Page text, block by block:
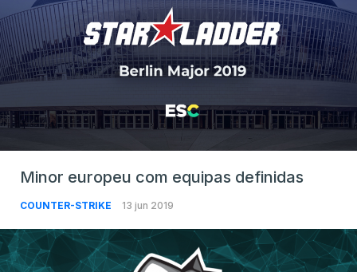
Minor europeu com equipas definidas
COUNTER-STRIKE 13 jun 2019